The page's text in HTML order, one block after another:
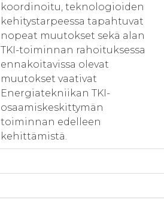
koordinoitu, teknologioiden
kehitystarpeessa tapahtuvat
nopeat muutokset sekä alan
TKI-toiminnan rahoituksessa
ennakoitavissa olevat
muutokset vaativat
Energiatekniikan TKI-
osaamiskeskittymän
toiminnan edelleen
kehittämistä.